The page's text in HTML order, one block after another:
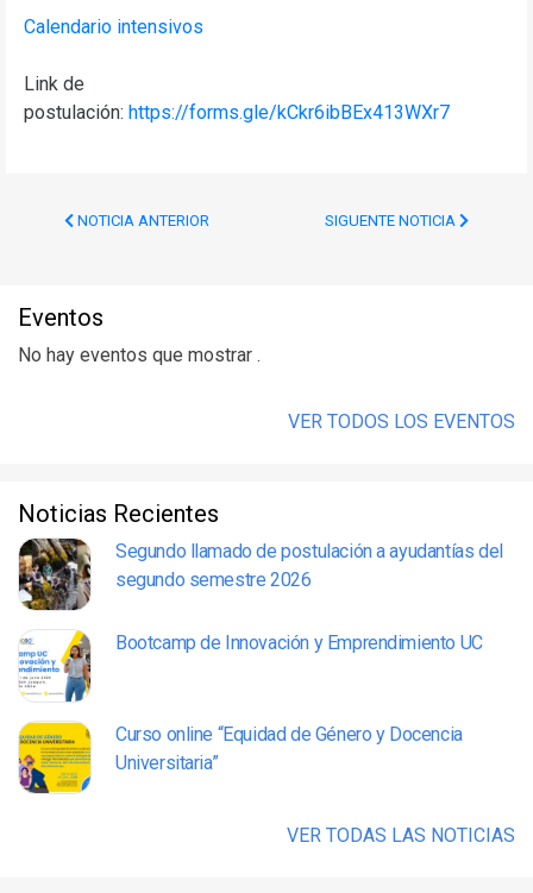
Calendario intensivos
Link de
postulación: https://forms.gle/kCkr6ibBEx413WXr7
NOTICIA ANTERIOR SIGUENTE NOTICIA
Eventos
No hay eventos que mostrar .
VER TODOS LOS EVENTOS
Noticias Recientes
Segundo llamado de postulación a ayudantías del
segundo semestre 2026
Bootcamp de Innovación y Emprendimiento UC
Curso online “Equidad de Género y Docencia
Universitaria”
VER TODAS LAS NOTICIAS